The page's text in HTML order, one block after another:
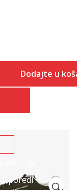
Dodajte u
Uporedi